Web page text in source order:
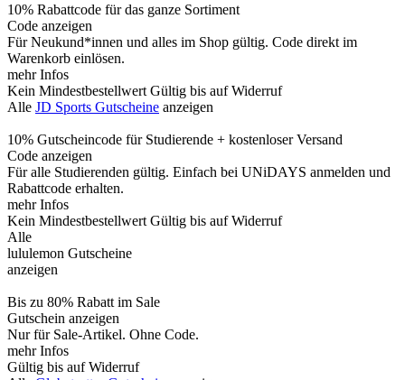
10% Rabattcode für das ganze Sortiment
Code anzeigen
Für Neukund*innen und alles im Shop gültig. Code direkt im
Warenkorb einlösen.
mehr Infos
Kein Mindestbestellwert Gültig bis auf Widerruf
Alle JD Sports Gutscheine anzeigen
10% Gutscheincode für Studierende + kostenloser Versand
Code anzeigen
Für alle Studierenden gültig. Einfach bei UNiDAYS anmelden und
Rabattcode erhalten.
mehr Infos
Kein Mindestbestellwert Gültig bis auf Widerruf
Alle
lululemon Gutscheine
anzeigen
Bis zu 80% Rabatt im Sale
Gutschein anzeigen
Nur für Sale-Artikel. Ohne Code.
mehr Infos
Gültig bis auf Widerruf